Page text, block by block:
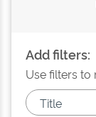
Add filters:
Use filters to